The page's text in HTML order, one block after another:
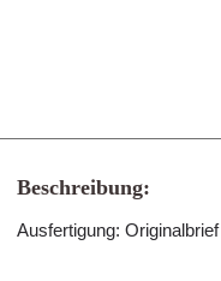
Beschreibung:
Ausfertigung: Originalbrief